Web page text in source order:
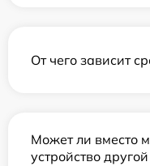
От чего зависит
Может ли вместо
устройство